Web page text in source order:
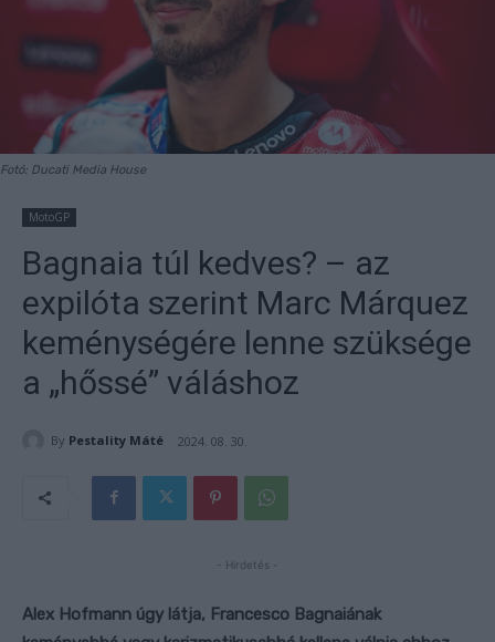
Fotó: Ducati Media House
MotoGP
Bagnaia túl kedves? – az
expilóta szerint Marc Márquez
keménységére lenne szüksége
a „hőssé” váláshoz
By Pestality Máté 2024. 08. 30.
- Hirdetés -
Alex Hofmann úgy látja, Francesco Bagnaiának